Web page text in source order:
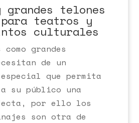
telones
teatros y
culturales
grandes
de un
que permita
su público una
por ello los
son otra de